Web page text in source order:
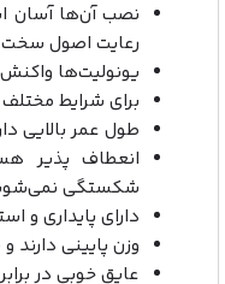
نصب آن‌ها آسان
رعایت اصول سخت
یونولیت‌ها واکنش
برای شرایط
طول عمر بالایی
انعطاف پذیر
شکستگی
دارای پایداری و
وزن پایینی دارند
عایق خوبی در